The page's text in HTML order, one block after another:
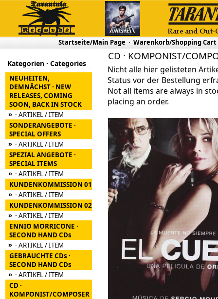
Startseite/Main Page · Warenkorb/Shopping Cart
Kategorien · Categories
NEUHEITEN,
DEMNÄCHST · NEW
RELEASES, COMING
SOON, BACK IN STOCK
» · ARTIKEL / ITEM
SONDERANGEBOTE ·
SPECIAL OFFERS
» · ARTIKEL / ITEM
SPEZIAL ANGEBOTE ·
SPECIAL ITEMS
» · ARTIKEL / ITEM
KUNDENKOMMISSION 01
» - ARTIKEL / ITEM
KUNDENKOMMISSION 02
» - ARTIKEL / ITEM
ENNIO MORRICONE ·
SECOND HAND CDs
» · ARTIKEL / ITEM
GEBRAUCHTE CDs ·
SECOND HAND CDs
» · ARTIKEL / ITEM
CD ·
KOMPONIST/COMPOSER
CD · KOMPONIST/
Nicht alle hier gelisteten
Status vor der Bestellung
Not all items are always in
placing an order.